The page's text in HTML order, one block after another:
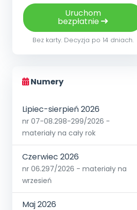
Uruchom
bezpłatnie
Bez karty. Decyzja po 14 dniach.
Numery
Lipiec-sierpień 2026
nr 07-08.298-299/2026 -
materiały na cały rok
Czerwiec 2026
nr 06.297/2026 - materiały na
wrzesień
Maj 2026